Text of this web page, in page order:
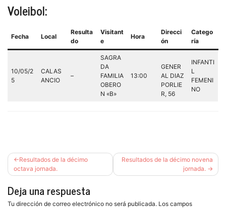
Voleibol:
Fecha Local
Resulta
do
Visitant
e
Hora
Direcci
ón
Catego
ría
10/05/2
5
CALAS
ANCIO
–
SAGRA
DA
FAMILIA
OBERO
N «B»
13:00
GENER
AL DIAZ
PORLIE
R, 56
INFANTI
L
FEMENI
NO
Navegación
de
entradas
Resultados de la décimo
octava jornada.
Resultados de la décimo novena
jornada.
Deja una respuesta
Tu dirección de correo electrónico no será publicada. Los campos